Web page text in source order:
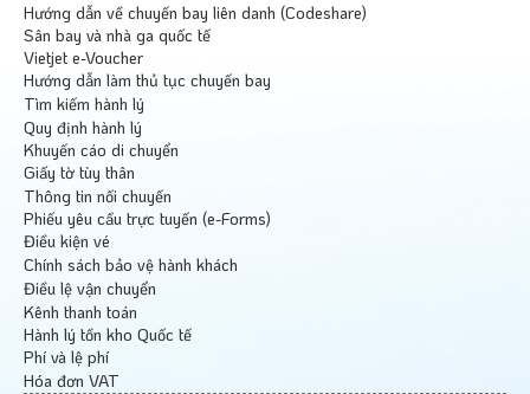
Hướng dẫn về chuyến bay liên danh (Codeshare)
Sân bay và nhà ga quốc tế
Vietjet e-Voucher
Hướng dẫn làm thủ tục chuyến bay
Tìm kiếm hành lý
Quy định hành lý
Khuyến cáo di chuyển
Giấy tờ tùy thân
Thông tin nối chuyến
Phiếu yêu cầu trực tuyến (e-Forms)
Điều kiện vé
Chính sách bảo vệ hành khách
Điều lệ vận chuyển
Kênh thanh toán
Hành lý tồn kho Quốc tế
Phí và lệ phí
Hóa đơn VAT